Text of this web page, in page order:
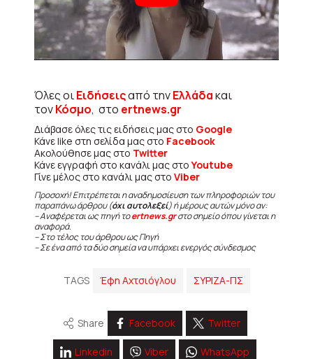
Όλες οιΕιδήσειςαπό τηνΕλλάδακαι
τονΚόσμο, στο ertnews.gr
Διάβασε όλες τις ειδήσεις μας στο Google
Κάνε like στη σελίδα μας στο Facebook
Ακολούθησε μας στο Twitter
Κάνε εγγραφή στο κανάλι μας στοYoutube
Γίνε μέλος στο κανάλι μας στο Viber
Προσοχή! Επιτρέπεται η αναδημοσίευση των πληροφοριών του
παραπάνω άρθρου (όχι αυτολεξεί) ή μέρους αυτών μόνο αν:
– Αναφέρεται ως πηγή τοertnews.grστο σημείο όπου γίνεται η
αναφορά.
– Στο τέλος του άρθρου ως Πηγή
– Σε ένα από τα δύο σημεία να υπάρχει ενεργός σύνδεσμος
TAGS Έφη Αχτσιόγλου ΣΥΡΙΖΑ-ΠΣ
Share Facebook Twitter
Linkedin Viber WhatsApp